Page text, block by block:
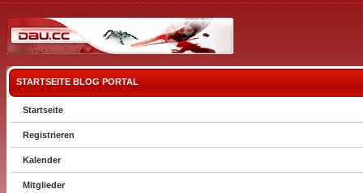
STARTSEITE BLOG PORTAL
Startseite
Registrieren
Kalender
Mitglieder